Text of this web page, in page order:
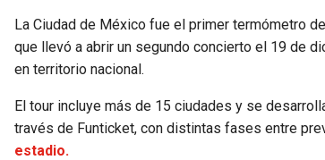
La Ciudad de México fue el primer termómetro
que llevó a abrir un segundo concierto el 19 de
en territorio nacional.
El tour incluye más de 15 ciudades y se
través de Funticket, con distintas fases entre
estadio.